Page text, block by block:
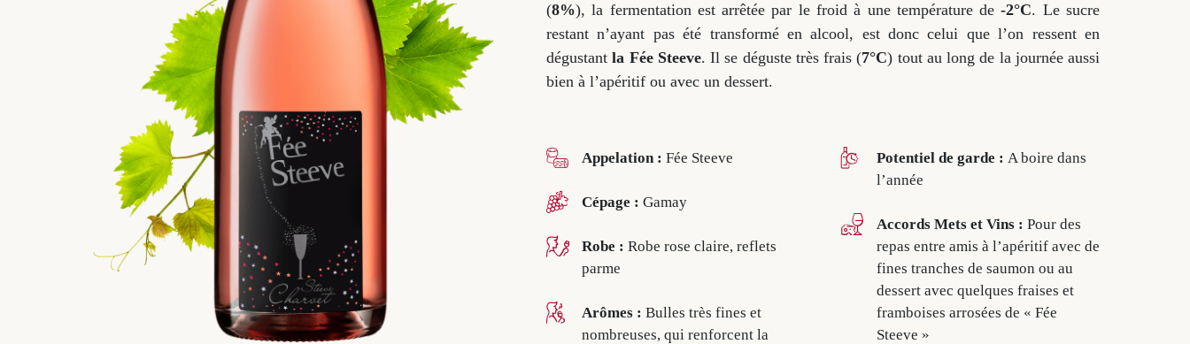
(8%), la fermentation est arrêtée par le froid à une température de -2°C. Le sucre
restant n’ayant pas été transformé en alcool, est donc celui que l’on ressent en
dégustantla Fée Steeve. Il se déguste très frais (7°C) tout au long de la journée aussi
bien à l’apéritif ou avec un dessert.
Appelation : Fée Steeve
Cépage : Gamay
Robe :
parme
Arômes :
nombreuses, qui renforcent la
Potentiel de garde :
l’année
Accords Mets et Vins :
repas entre amis à l’apéritif avec de
fines tranches de saumon ou au
dessert avec quelques fraises et
framboises arrosées de « Fée
Steeve »